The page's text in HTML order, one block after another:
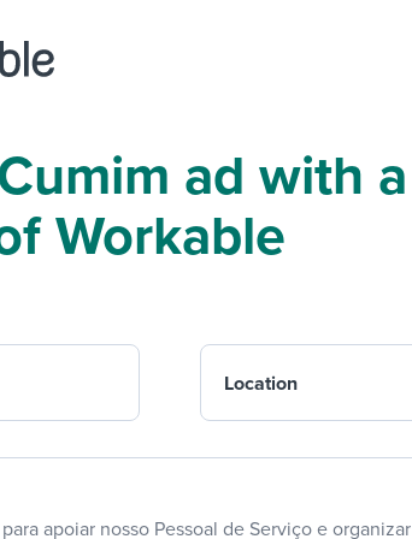
ad with a
Workable
Location
apoiar nosso Pessoal de Serviço e organizar